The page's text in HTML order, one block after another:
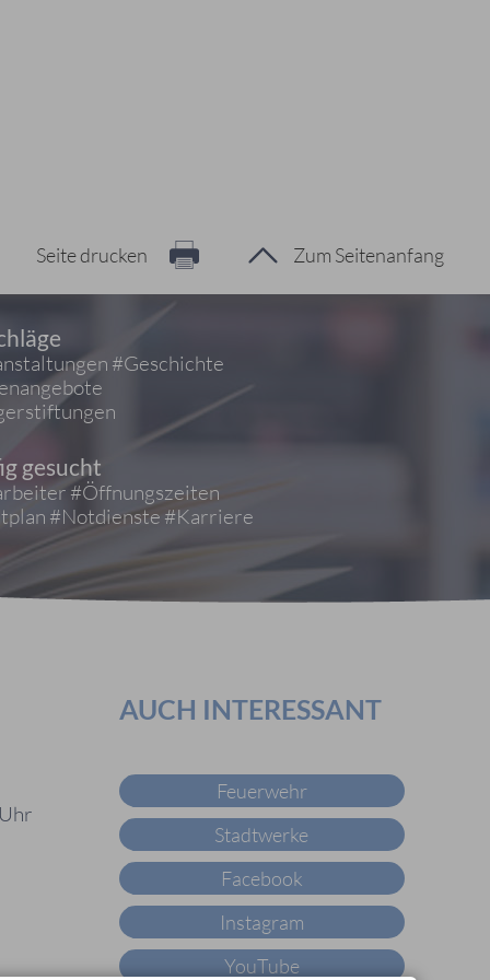
Zum Seitenanfang
Seite drucken
#Geschichte
gesucht
#Öffnungszeiten
#Notdienste#Karriere
AUCH INTERESSANT
Feuerwehr
Stadtwerke
Facebook
Instagram
YouTube